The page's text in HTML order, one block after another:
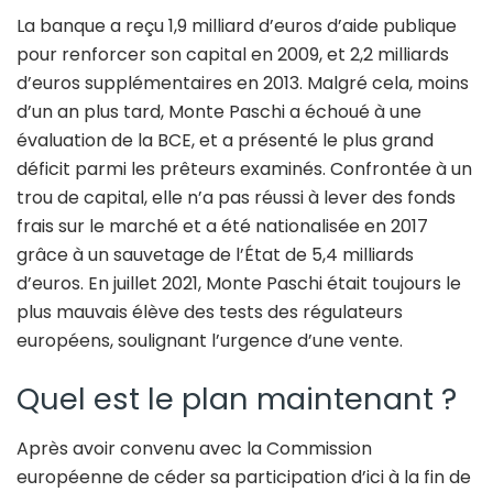
La banque a reçu 1,9 milliard d’euros d’aide publique
pour renforcer son capital en 2009, et 2,2 milliards
d’euros supplémentaires en 2013. Malgré cela, moins
d’un an plus tard, Monte Paschi a échoué à une
évaluation de la BCE, et a présenté le plus grand
déficit parmi les prêteurs examinés. Confrontée à un
trou de capital, elle n’a pas réussi à lever des fonds
frais sur le marché et a été nationalisée en 2017
grâce à un sauvetage de l’État de 5,4 milliards
d’euros. En juillet 2021, Monte Paschi était toujours le
plus mauvais élève des tests des régulateurs
européens, soulignant l’urgence d’une vente.
Quel est le plan maintenant ?
Après avoir convenu avec la Commission
européenne de céder sa participation d’ici à la fin de